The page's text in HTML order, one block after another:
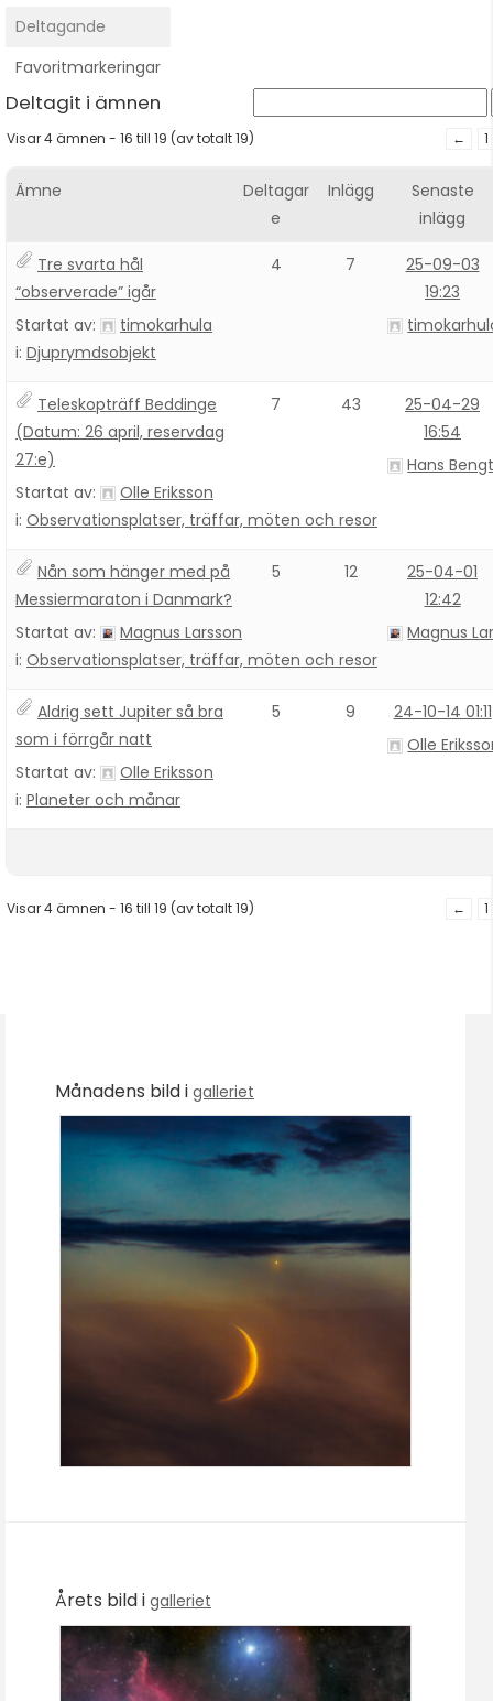
Deltagande
Favoritmarkeringar
Deltagit i ämnen
Visar 4 ämnen - 16 till 19 (av totalt 19) ← 1
Ämne
Deltagar
e
Inlägg
Senaste
inlägg
Tre svarta hål
“observerade” igår
Startat av:
timokarhula
i: Djuprymdsobjekt
4 7
25-09-03
19:23
Teleskopträff Beddinge
(Datum: 26 april, reservdag
27:e)
Startat av:
Olle Eriksson
i: Observationsplatser, träffar, möten och resor
7 43
25-04-29
16:54
Hans
Nån som hänger med på
Messiermaraton i Danmark?
Startat av:
Magnus Larsson
i: Observationsplatser, träffar, möten och resor
5 12
25-04-01
12:42
Magnus
Aldrig sett Jupiter så bra
som i förrgår natt
Startat av:
Olle Eriksson
i: Planeter och månar
5 9
24-10-14 01:11
Olle
Visar 4 ämnen - 16 till 19 (av totalt 19) ← 1
Månadens bild i galleriet
Årets bild i galleriet